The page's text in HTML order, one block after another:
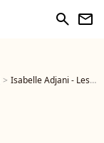
search newsletter
Isabelle Adjani - Les célébrités au défilé Stella McCartney Collection Prêt-à-Porter Automne/Hiver 2025-2026 lors de la Fashion Week de Paris (PFW) le 5 mars 2025. © Christophe Aubert via Bestimage - Photo